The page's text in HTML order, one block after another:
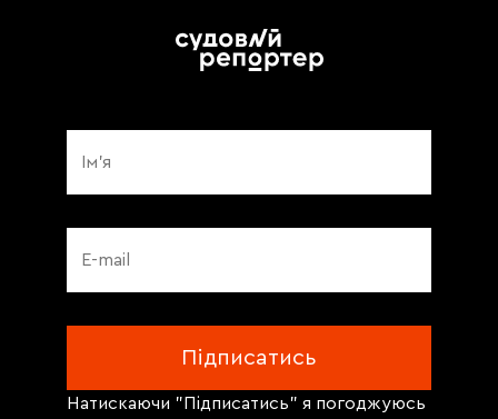
Натискаючи "Підписатись" я погоджуюсь